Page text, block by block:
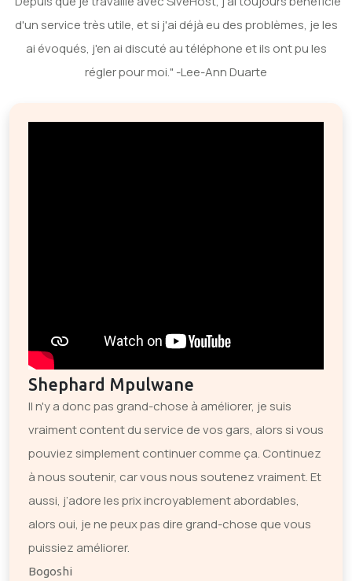
d'un service très utile, et si j'ai déjà eu des problèmes, je les
ai évoqués, j'en ai discuté au téléphone et ils ont pu les
régler pour moi." -Lee-Ann Duarte
Shephard Mpulwane
Il n'y a donc pas grand-chose à améliorer, je suis
vraiment content du service de vos gars, alors si vous
pouviez simplement continuer comme ça. Continuez
à nous soutenir, car vous nous soutenez vraiment. Et
aussi, j’adore les prix incroyablement abordables,
alors oui, je ne peux pas dire grand-chose que vous
puissiez améliorer.
Bogoshi